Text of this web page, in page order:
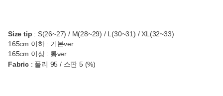
Size tip : S(26~27) / M(28~29) / L(30~31) / XL(32~33)
165cm 이하 : 기본ver
165cm 이상 : 롱ver
Fabric: 폴리 95 / 스판 5 (%)